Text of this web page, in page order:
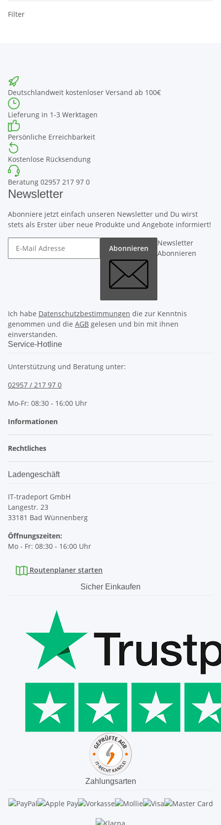
Filter
Deutschlandweit kostenloser Versand ab 100€
Lieferung in 1-3 Werktagen
Persönliche Erreichbarkeit
Kostenlose Rücksendung
Beratung 02957 217 97 0
Newsletter
Abonniere jetzt einfach unseren Newsletter und Du wirst
stets als Erster über neue Produkte und Angebote informiert!
Abonnieren
Newsletter
Abonnieren
Ich habe Datenschutzbestimmungen die zur Kenntnis
genommen und die AGB gelesen und bin mit ihnen
einverstanden.
Service-Hotline
Unterstützung und Beratung unter:
02957 / 217 97 0
Mo-Fr: 08:30 - 16:00 Uhr
Informationen
Rechtliches
Ladengeschäft
IT-tradeport GmbH
Langestr. 23
33181 Bad Wünnenberg
Öffnungszeiten:
Mo - Fr: 08:30 - 16:00 Uhr
Routenplaner starten
Sicher Einkaufen
Zahlungsarten